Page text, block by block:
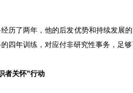
了两年，他的后发优势和持续发展的
四年训练，对应付非研究性事务，足
关怀”行动